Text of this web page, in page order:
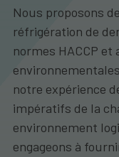
Nous proposons
réfrigération de
normes HACCP
notre expérience
impératifs de la
environnement
engageons à